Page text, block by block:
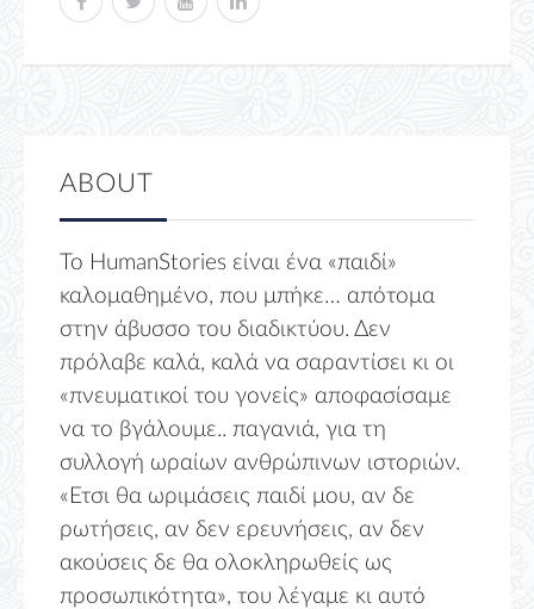
ABOUT
Το HumanStories είναι ένα «παιδί»
καλομαθημένο, που μπήκε… απότομα
στην άβυσσο του διαδικτύου. Δεν
πρόλαβε καλά, καλά να σαραντίσει κι οι
«πνευματικοί του γονείς» αποφασίσαμε
να το βγάλουμε.. παγανιά, για τη
συλλογή ωραίων ανθρώπινων ιστοριών.
«Ετσι θα ωριμάσεις παιδί μου, αν δε
ρωτήσεις, αν δεν ερευνήσεις, αν δεν
ακούσεις δε θα ολοκληρωθείς ως
προσωπικότητα», του λέγαμε κι αυτό